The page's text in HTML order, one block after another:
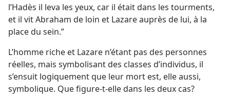
l’Hadès il leva les yeux, car il était dans les tourments,
et il vit Abraham de loin et Lazare auprès de lui, à la
place du sein.”
L’homme riche et Lazare n’étant pas des personnes
réelles, mais symbolisant des classes d’individus, il
s’ensuit logiquement que leur mort est, elle aussi,
symbolique. Que figure-​t-​elle dans les deux cas?